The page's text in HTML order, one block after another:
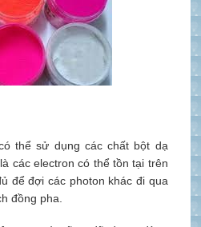
thể sử dụng các chất bột dạ
các electron có thể tồn tại trên
để đợi các photon khác đi qua
đồng pha.